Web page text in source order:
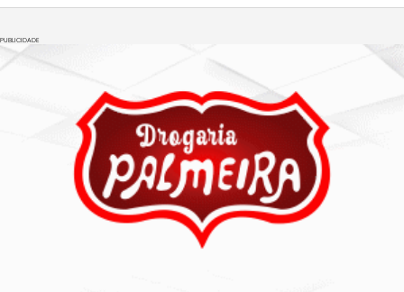
PUBLICIDADE